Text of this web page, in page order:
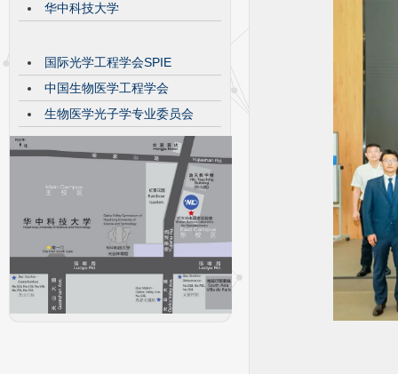
华中科技大学
国际光学工程学会SPIE
中国生物医学工程学会
生物医学光子学专业委员会